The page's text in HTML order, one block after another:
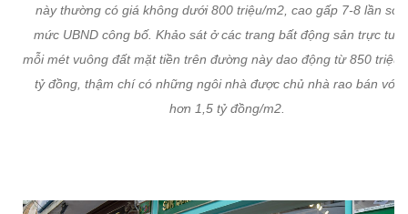
này thường có giá không dưới 800 triệu/m2, cao gấp 7-8 lần so
mức UBND công bố. Khảo sát ở các trang bất động sản trực
mỗi mét vuông đất mặt tiền trên đường này dao động từ 850 triệu
tỷ đồng, thậm chí có những ngôi nhà được chủ nhà rao bán với
hơn 1,5 tỷ đồng/m2.